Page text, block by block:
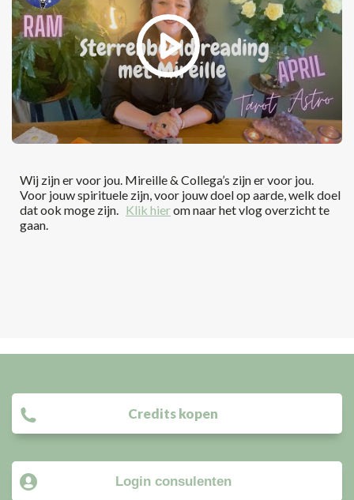
Wij zijn er voor jou. Mireille & Collega’s zijn er voor jou.
Voor jouw spirituele zijn, voor jouw doel op aarde, welk doel
dat ook moge zijn. Klik hierom naar het vlog overzicht te
gaan.
Credits kopen
Login consulenten